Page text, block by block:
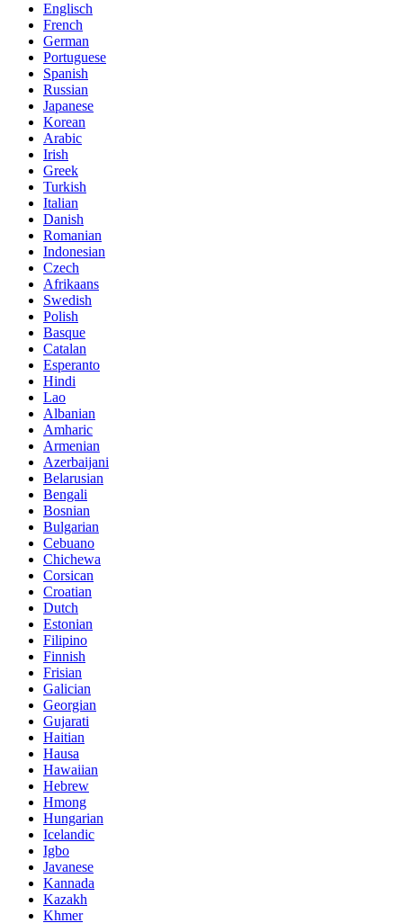
Englisch
French
German
Portuguese
Spanish
Russian
Japanese
Korean
Arabic
Irish
Greek
Turkish
Italian
Danish
Romanian
Indonesian
Czech
Afrikaans
Swedish
Polish
Basque
Catalan
Esperanto
Hindi
Lao
Albanian
Amharic
Armenian
Azerbaijani
Belarusian
Bengali
Bosnian
Bulgarian
Cebuano
Chichewa
Corsican
Croatian
Dutch
Estonian
Filipino
Finnish
Frisian
Galician
Georgian
Gujarati
Haitian
Hausa
Hawaiian
Hebrew
Hmong
Hungarian
Icelandic
Igbo
Javanese
Kannada
Kazakh
Khmer